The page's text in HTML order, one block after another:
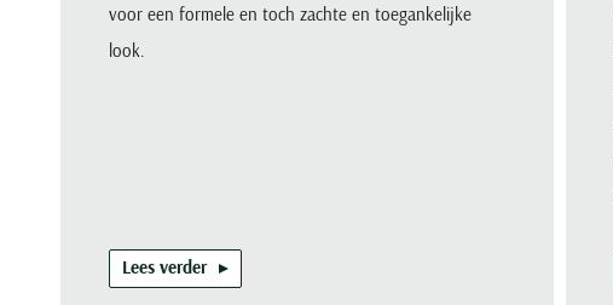
voor een formele en toch zachte en toegankelijke
look.
Lees verder